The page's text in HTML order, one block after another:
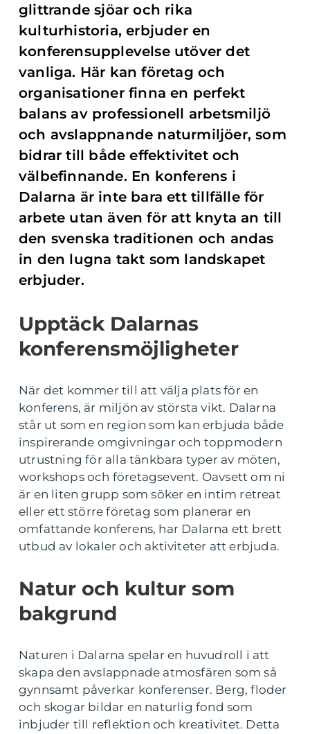
glittrande sjöar och rika
kulturhistoria, erbjuder en
konferensupplevelse utöver det
vanliga. Här kan företag och
organisationer finna en perfekt
balans av professionell arbetsmiljö
och avslappnande naturmiljöer, som
bidrar till både effektivitet och
välbefinnande. En konferens i
Dalarna är inte bara ett tillfälle för
arbete utan även för att knyta an till
den svenska traditionen och andas
in den lugna takt som landskapet
erbjuder.
Upptäck Dalarnas
konferensmöjligheter
När det kommer till att välja plats för en
konferens, är miljön av största vikt. Dalarna
står ut som en region som kan erbjuda både
inspirerande omgivningar och toppmodern
utrustning för alla tänkbara typer av möten,
workshops och företagsevent. Oavsett om ni
är en liten grupp som söker en intim retreat
eller ett större företag som planerar en
omfattande konferens, har Dalarna ett brett
utbud av lokaler och aktiviteter att erbjuda.
Natur och kultur som
bakgrund
Naturen i Dalarna spelar en huvudroll i att
skapa den avslappnade atmosfären som så
gynnsamt påverkar konferenser. Berg, floder
och skogar bildar en naturlig fond som
inbjuder till reflektion och kreativitet. Detta